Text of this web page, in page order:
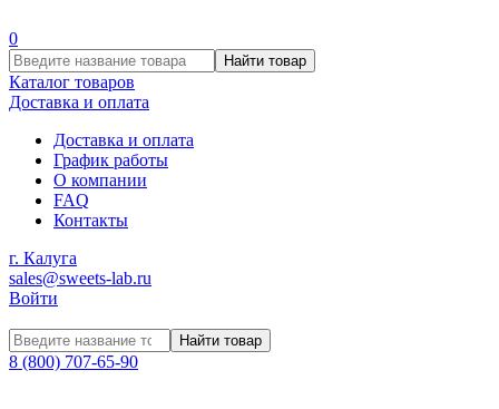
0
Найти товар
Каталог товаров
Доставка и оплата
Доставка и оплата
График работы
О компании
FAQ
Контакты
г. Калуга
sales@sweets-lab.ru
Войти
Найти товар
8 (800) 707-65-90